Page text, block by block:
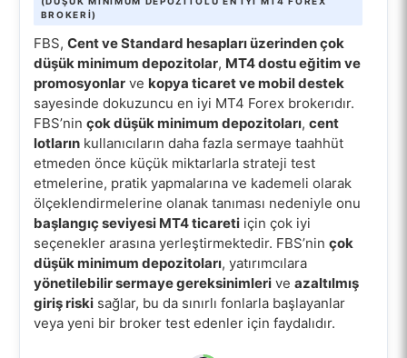
BROKERI)
FBS, Cent ve Standard hesapları üzerinden çok
düşük minimum depozitolar, MT4 dostu eğitim ve
promosyonlarve kopya ticaret ve mobil destek
sayesinde dokuzuncu en iyi MT4 Forex brokerıdır.
FBS’nin çok düşük minimum depozitoları, cent
lotlarınkullanıcıların daha fazla sermaye taahhüt
etmeden önce küçük miktarlarla strateji test
etmelerine, pratik yapmalarına ve kademeli olarak
ölçeklendirmelerine olanak tanıması nedeniyle onu
başlangıç seviyesi MT4 ticaretiiçin çok iyi
seçenekler arasına yerleştirmektedir. FBS’nin çok
düşük minimum depozitoları, yatırımcılara
yönetilebilir sermaye gereksinimlerive azaltılmış
giriş riskisağlar, bu da sınırlı fonlarla başlayanlar
veya yeni bir broker test edenler için faydalıdır.